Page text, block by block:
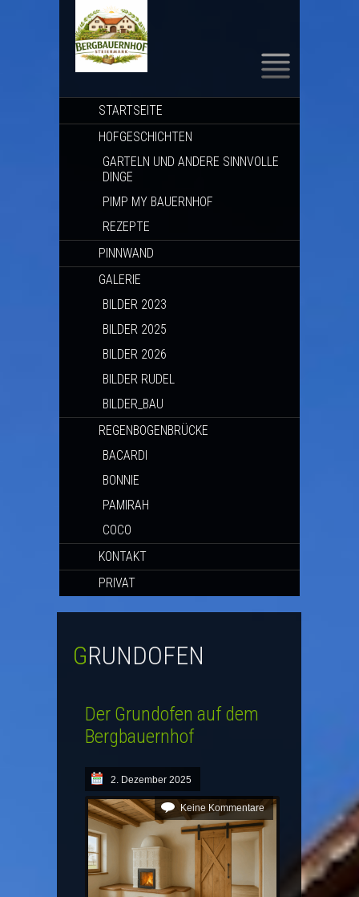
SKIP TO CONTENT
STARTSEITE
HOFGESCHICHTEN
GARTELN UND ANDERE SINNVOLLE
DINGE
PIMP MY BAUERNHOF
REZEPTE
PINNWAND
GALERIE
BILDER 2023
BILDER 2025
BILDER 2026
BILDER RUDEL
BILDER_BAU
REGENBOGENBRÜCKE
BACARDI
BONNIE
PAMIRAH
COCO
KONTAKT
PRIVAT
GRUNDOFEN
Der Grundofen auf dem
Bergbauernhof
2. Dezember 2025
Keine Kommentare